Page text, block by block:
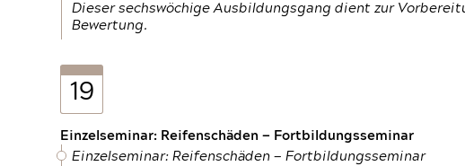
Dieser sechswöchige Ausbildungsgang dient zur
Bewertung.
19
Einzelseminar: Reifenschäden — Fortbildungsseminar
Einzelseminar: Reifenschäden — Fortbildungsseminar